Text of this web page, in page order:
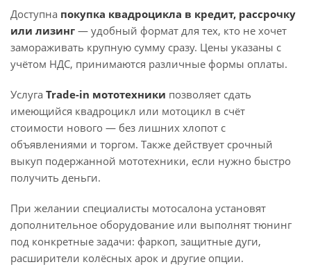
Доступна покупка квадроцикла в кредит, рассрочку
или лизинг — удобный формат для тех, кто не хочет
замораживать крупную сумму сразу. Цены указаны с
учётом НДС, принимаются различные формы оплаты.
Услуга Trade-in мототехники позволяет сдать
имеющийся квадроцикл или мотоцикл в счёт
стоимости нового — без лишних хлопот с
объявлениями и торгом. Также действует срочный
выкуп подержанной мототехники, если нужно быстро
получить деньги.
При желании специалисты мотосалона установят
дополнительное оборудование или выполнят тюнинг
под конкретные задачи: фаркоп, защитные дуги,
расширители колёсных арок и другие опции.